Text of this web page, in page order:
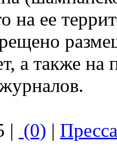
на ее
а также
| (0) | Пресса